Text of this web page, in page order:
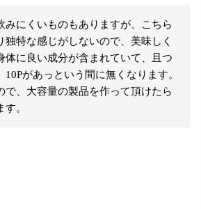
みにくいものもありますが、こちら
独特な感じがしないので、美味しく
体に良い成分が含まれていて、且つ
があっという間に無くなります。
で、大容量の製品を作って頂けたら
。